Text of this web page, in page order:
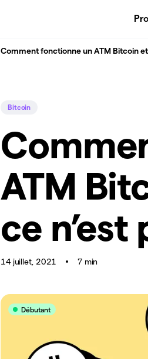
Comment fonctionne un ATM Bitcoin
Bitcoin
ATM
ce
14 juillet, 2021 7 min
Débutant